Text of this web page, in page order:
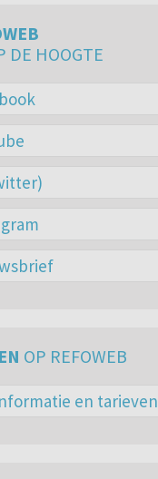
DE HOOGTE
OP REFOWEB
en tarieven